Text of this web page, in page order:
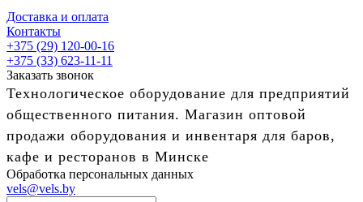
Доставка и оплата
Контакты
+375 (29) 120-00-16
+375 (33) 623-11-11
Заказать звонок
Технологическое оборудование для предприятий
общественного питания. Магазин оптовой
продажи оборудования и инвентаря для баров,
кафе и ресторанов в Минске
Обработка персональных данных
vels@vels.by